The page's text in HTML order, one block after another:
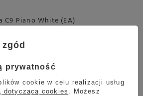
C9 Piano White (EA)
3 999,00 zł
3 794,00 zł
Najniższa cena z ostatnich 30 dni:
3 999,00 zł -5%
prywatność
cookie w celu realizacji usług
dotyczącą cookies . Możesz